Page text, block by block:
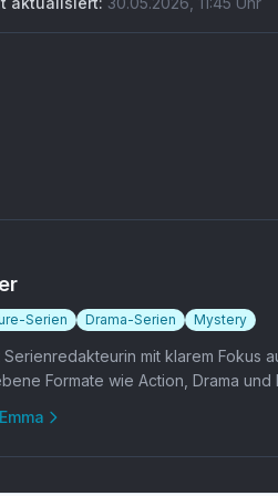
Serien Drama-Serien Mystery
Serienredakteurin mit klarem Fokus
Formate wie Action, Drama und
Emma